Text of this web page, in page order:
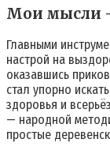
Мои мысли
Главными
настрой на
оказавшись
стал упорно
здоровья и
— народной
простые